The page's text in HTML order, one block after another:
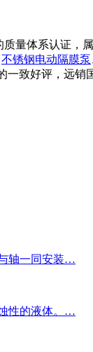
量体系认证，
不锈钢电动隔膜泵
致好评，远销
轴一同安装…
性的液体。…